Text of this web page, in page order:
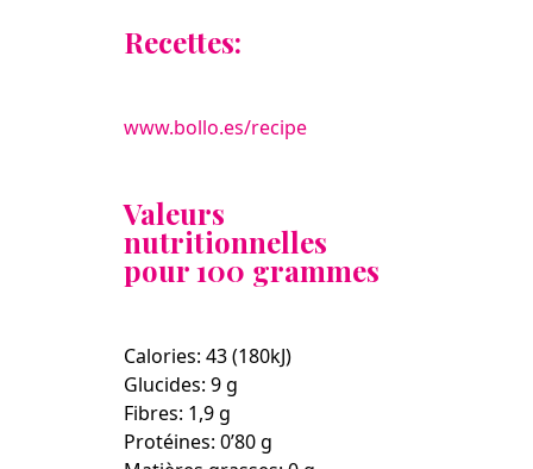
Recettes:
www.bollo.es/recipe
Valeurs
nutritionnelles
pour 100 grammes
Calories: 43 (180kJ)
Glucides: 9 g
Fibres: 1,9 g
Protéines: 0’80 g